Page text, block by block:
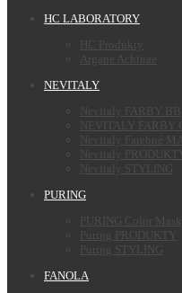
HC LABORATORY
HC Produkty
Argane Achinae
NEVITALY
Nevitaly FARBY BB
NEVITALY FARBY
Nevitaly Farebné
Nevitaly PRODUKTY
Nevitaly STYLING
PURING
PURING Color
Puring PRODUKTY
Puring STYLING
FANOLA